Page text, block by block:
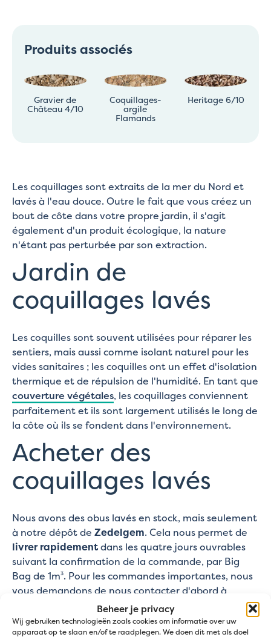
Beheer je privacy
Wij gebruiken technologieën zoals cookies om informatie over uw
apparaat op te slaan en/of te raadplegen. We doen dit met als doel
Produits associés
Gravier de
Château 4/10
Coquillages-
argile
Flamands
Heritage 6/10
Les coquillages sont extraits de la mer du Nord et
lavés à l'eau douce. Outre le fait que vous créez un
bout de côte dans votre propre jardin, il s'agit
également d'un produit écologique, la nature
n'étant pas perturbée par son extraction.
Jardin de
coquillages lavés
Les coquilles sont souvent utilisées pour réparer les
sentiers, mais aussi comme isolant naturel pour les
vides sanitaires ; les coquilles ont un effet d'isolation
thermique et de répulsion de l'humidité. En tant que
couverture végétales, les coquillages conviennent
parfaitement et ils sont largement utilisés le long de
la côte où ils se fondent dans l'environnement.
Acheter des
coquillages lavés
Nous avons des obus lavés en stock, mais seulement
à notre dépôt de Zedelgem. Cela nous permet de
livrer rapidementdans les quatre jours ouvrables
suivant la confirmation de la commande, par Big
Bag de 1m³. Pour les commandes importantes, nous
vous demandons de nous contacter d'abord à
info@jatu.be. Ils sontimmédiatement disponibles
pour la collecte dans notre dépôt à Zedelgem.